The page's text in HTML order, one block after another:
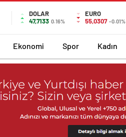
DOLAR
47,7133 0.16%
EURO
55,0307 -0.01%
Ekonomi Spor Kadın